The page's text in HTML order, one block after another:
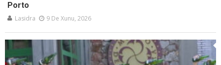
Porto
Lasidra 9 De Xunu, 2026